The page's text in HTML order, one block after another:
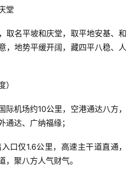
堂
取名平坡和庆堂，取平地安基、和
，地势平缓开阔，藏四平八稳、人
际机场约10公里，空港通达八方，
通达、广纳福缘；
口仅1.6公里，高速主干道直通，
，聚八方人气财气。